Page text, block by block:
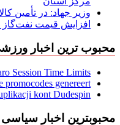
وزیر جهاد: در تأمین
افزایش قیمت
محبوب ترین اخبار
Session Time Limits
promocodes genereert
kont Dudespin
محبوبترین اخبار سیاسی